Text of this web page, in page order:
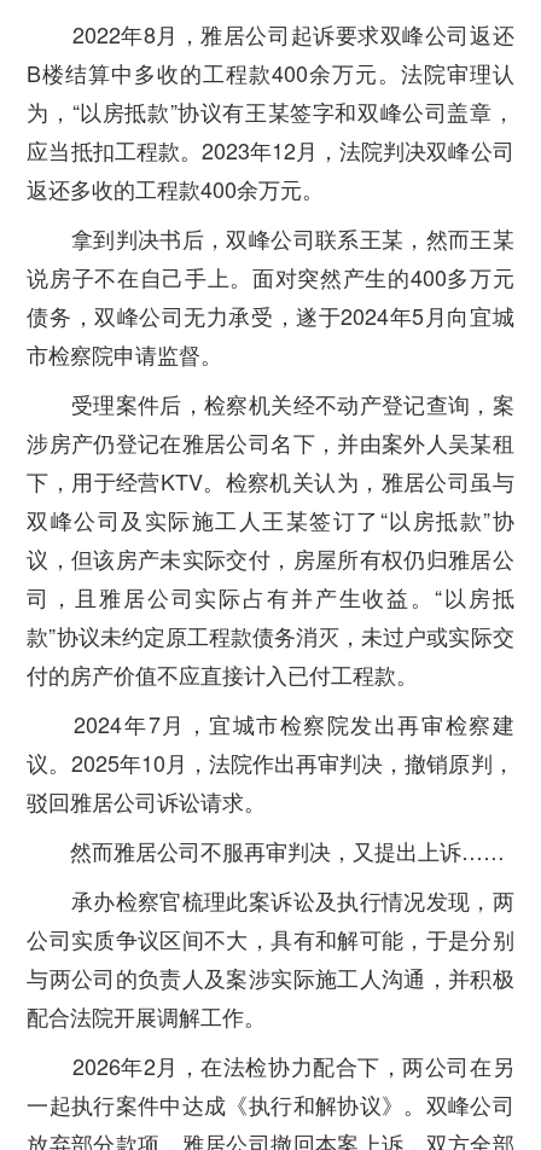
2022年8月，雅居公司起诉要求双峰公司返还
B楼结算中多收的工程款400余万元。法院审理认
为，“以房抵款”协议有王某签字和双峰公司盖章，
应当抵扣工程款。2023年12月，法院判决双峰公司
返还多收的工程款400余万元。
拿到判决书后，双峰公司联系王某，然而王某
说房子不在自己手上。面对突然产生的400多万元
债务，双峰公司无力承受，遂于2024年5月向宜城
市检察院申请监督。
受理案件后，检察机关经不动产登记查询，案
涉房产仍登记在雅居公司名下，并由案外人吴某租
下，用于经营KTV。检察机关认为，雅居公司虽与
双峰公司及实际施工人王某签订了“以房抵款”协
议，但该房产未实际交付，房屋所有权仍归雅居公
司，且雅居公司实际占有并产生收益。“以房抵
款”协议未约定原工程款债务消灭，未过户或实际交
付的房产价值不应直接计入已付工程款。
2024年7月，宜城市检察院发出再审检察建
议。2025年10月，法院作出再审判决，撤销原判，
驳回雅居公司诉讼请求。
然而雅居公司不服再审判决，又提出上诉……
承办检察官梳理此案诉讼及执行情况发现，两
公司实质争议区间不大，具有和解可能，于是分别
与两公司的负责人及案涉实际施工人沟通，并积极
配合法院开展调解工作。
2026年2月，在法检协力配合下，两公司在另
一起执行案件中达成《执行和解协议》。双峰公司
放弃部分款项，雅居公司撤回本案上诉，双方全部